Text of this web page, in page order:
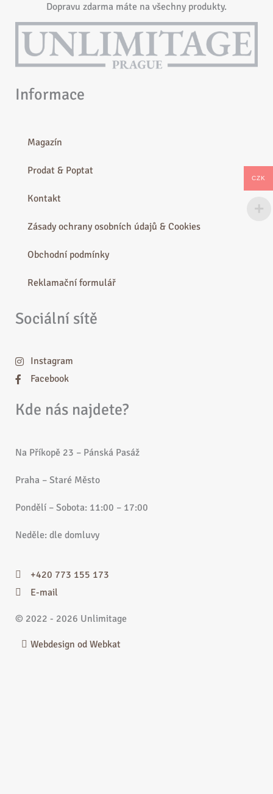
Dopravu zdarma máte na všechny produkty.
Informace
Magazín
Prodat & Poptat
Kontakt
Zásady ochrany osobních údajů & Cookies
Obchodní podmínky
Reklamační formulář
Sociální sítě
Instagram
Facebook
Kde nás najdete?
Na Příkopě 23 – Pánská Pasáž
Praha – Staré Město
Pondělí – Sobota: 11:00 – 17:00
Neděle: dle domluvy
+420 773 155 173
E-mail
© 2022 - 2026 Unlimitage
Webdesign od Webkat
CZK